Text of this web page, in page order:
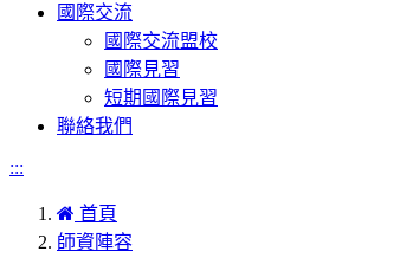
國際交流
國際交流盟校
國際見習
短期國際見習
聯絡我們
:::
首頁
師資陣容